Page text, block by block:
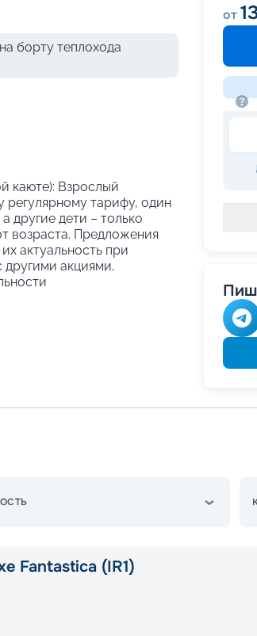
борту теплохода
каюте): Взрослый
регулярному тарифу, один
другие дети – только
возраста. Предложения
актуальность при
акциями,
от
Fantastica (IR1)